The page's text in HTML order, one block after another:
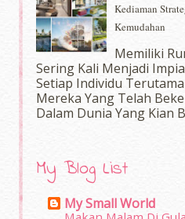
Kediaman
Kemudahan
Memiliki
Sering Kali Menjadi
Setiap Individu
Mereka Yang Telah
Dalam‍ Dunia Yang Kian
My Blog List
My Small World